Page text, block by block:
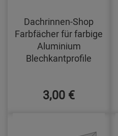
Dachrinnen-Shop
Farbfächer für farbige
Aluminium
Blechkantprofile
3,00 €